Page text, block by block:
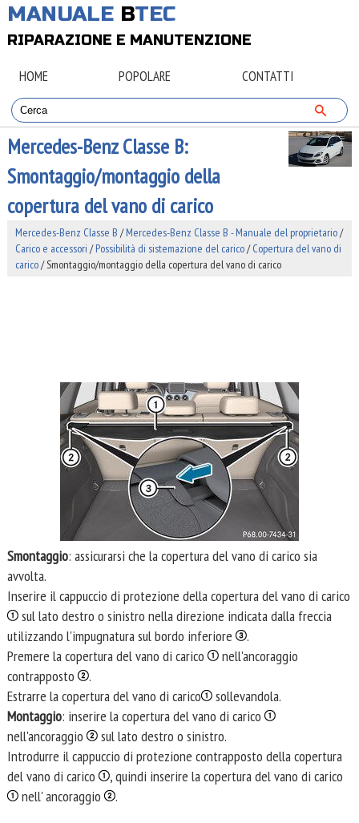
MANUALE BTEC
RIPARAZIONE E MANUTENZIONE
HOME POPOLARE CONTATTI
Mercedes-Benz Classe B:
Smontaggio/montaggio della
copertura del vano di carico
Mercedes-Benz Classe B /Mercedes-Benz Classe B - Manuale del proprietario/
Carico e accessori /Possibilità di sistemazione del carico/Copertura del vano di
carico/ Smontaggio/montaggio della copertura del vano di carico
Smontaggio: assicurarsi che la copertura del vano di carico sia
avvolta.
Inserire il cappuccio di protezione della copertura del vano di carico
sul lato destro o sinistro nella direzione indicata dalla freccia
utilizzando l'impugnatura sul bordo inferiore
.
Premere la copertura del vano di carico
nell'ancoraggio
contrapposto
.
Estrarre la copertura del vano di carico
sollevandola.
Montaggio: inserire la copertura del vano di carico
nell'ancoraggio
sul lato destro o sinistro.
Introdurre il cappuccio di protezione contrapposto della copertura
del vano di carico
, quindi inserire la copertura del vano di carico
nell' ancoraggio
.